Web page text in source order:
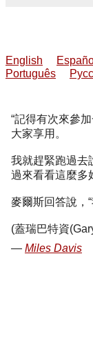
English
Português
記得有次來參
大家享用。
我就趕緊跑過去
過來看看這麼多
麥爾斯回答說，
(蓋瑞巴特資
Miles Davis